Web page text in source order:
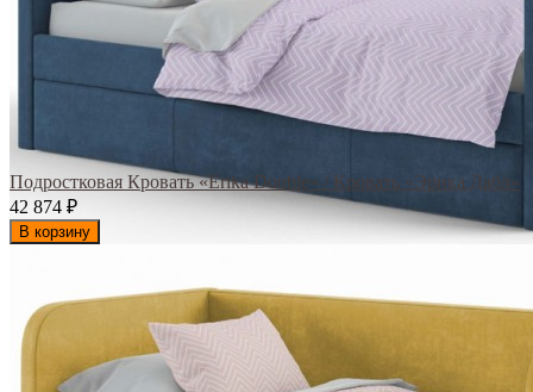
Подростковая Кровать «Erika Double» / Кровать «Эрика Дабл»
42 874 ₽
В корзину